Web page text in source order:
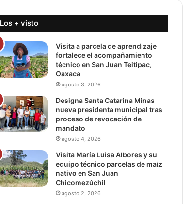
Los + visto
Visita a parcela de aprendizaje
fortalece el acompañamiento
técnico en San Juan Teitipac,
Oaxaca
agosto 3, 2026
Designa Santa Catarina Minas
nueva presidenta municipal tras
proceso de revocación de
mandato
agosto 4, 2026
Visita María Luisa Albores y su
equipo técnico parcelas de maíz
nativo en San Juan
Chicomezúchil
agosto 2, 2026